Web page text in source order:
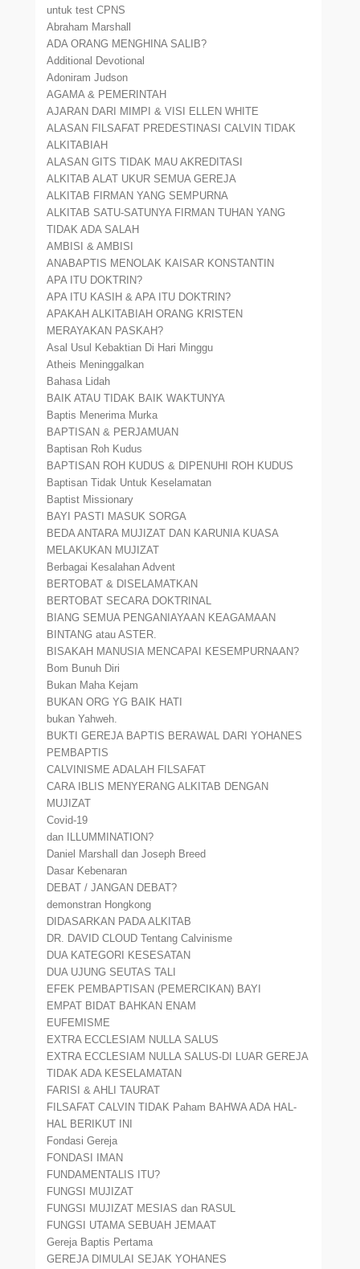
untuk test CPNS
Abraham Marshall
ADA ORANG MENGHINA SALIB?
Additional Devotional
Adoniram Judson
AGAMA & PEMERINTAH
AJARAN DARI MIMPI & VISI ELLEN WHITE
ALASAN FILSAFAT PREDESTINASI CALVIN TIDAK
ALKITABIAH
ALASAN GITS TIDAK MAU AKREDITASI
ALKITAB ALAT UKUR SEMUA GEREJA
ALKITAB FIRMAN YANG SEMPURNA
ALKITAB SATU-SATUNYA FIRMAN TUHAN YANG
TIDAK ADA SALAH
AMBISI & AMBISI
ANABAPTIS MENOLAK KAISAR KONSTANTIN
APA ITU DOKTRIN?
APA ITU KASIH & APA ITU DOKTRIN?
APAKAH ALKITABIAH ORANG KRISTEN
MERAYAKAN PASKAH?
Asal Usul Kebaktian Di Hari Minggu
Atheis Meninggalkan
Bahasa Lidah
BAIK ATAU TIDAK BAIK WAKTUNYA
Baptis Menerima Murka
BAPTISAN & PERJAMUAN
Baptisan Roh Kudus
BAPTISAN ROH KUDUS & DIPENUHI ROH KUDUS
Baptisan Tidak Untuk Keselamatan
Baptist Missionary
BAYI PASTI MASUK SORGA
BEDA ANTARA MUJIZAT DAN KARUNIA KUASA
MELAKUKAN MUJIZAT
Berbagai Kesalahan Advent
BERTOBAT & DISELAMATKAN
BERTOBAT SECARA DOKTRINAL
BIANG SEMUA PENGANIAYAAN KEAGAMAAN
BINTANG atau ASTER.
BISAKAH MANUSIA MENCAPAI KESEMPURNAAN?
Bom Bunuh Diri
Bukan Maha Kejam
BUKAN ORG YG BAIK HATI
bukan Yahweh.
BUKTI GEREJA BAPTIS BERAWAL DARI YOHANES
PEMBAPTIS
CALVINISME ADALAH FILSAFAT
CARA IBLIS MENYERANG ALKITAB DENGAN
MUJIZAT
Covid-19
dan ILLUMMINATION?
Daniel Marshall dan Joseph Breed
Dasar Kebenaran
DEBAT / JANGAN DEBAT?
demonstran Hongkong
DIDASARKAN PADA ALKITAB
DR. DAVID CLOUD Tentang Calvinisme
DUA KATEGORI KESESATAN
DUA UJUNG SEUTAS TALI
EFEK PEMBAPTISAN (PEMERCIKAN) BAYI
EMPAT BIDAT BAHKAN ENAM
EUFEMISME
EXTRA ECCLESIAM NULLA SALUS
EXTRA ECCLESIAM NULLA SALUS-DI LUAR GEREJA
TIDAK ADA KESELAMATAN
FARISI & AHLI TAURAT
FILSAFAT CALVIN TIDAK Paham BAHWA ADA HAL-
HAL BERIKUT INI
Fondasi Gereja
FONDASI IMAN
FUNDAMENTALIS ITU?
FUNGSI MUJIZAT
FUNGSI MUJIZAT MESIAS dan RASUL
FUNGSI UTAMA SEBUAH JEMAAT
Gereja Baptis Pertama
GEREJA DIMULAI SEJAK YOHANES